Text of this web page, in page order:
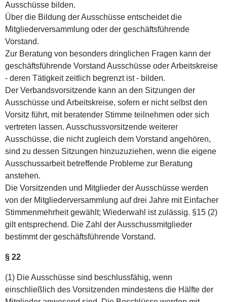
Ausschüsse bilden.
Über die Bildung der Ausschüsse entscheidet die
Mitgliederversammlung oder der geschäftsführende
Vorstand.
Zur Beratung von besonders dringlichen Fragen kann der
geschäftsführende Vorstand Ausschüsse oder Arbeitskreise
- deren Tätigkeit zeitlich begrenzt ist - bilden.
Der Verbandsvorsitzende kann an den Sitzungen der
Ausschüsse und Arbeitskreise, sofern er nicht selbst den
Vorsitz führt, mit beratender Stimme teilnehmen oder sich
vertreten lassen. Ausschussvorsitzende weiterer
Ausschüsse, die nicht zugleich dem Vorstand angehören,
sind zu dessen Sitzungen hinzuzuziehen, wenn die eigene
Ausschussarbeit betreffende Probleme zur Beratung
anstehen.
Die Vorsitzenden und Mitglieder der Ausschüsse werden
von der Mitgliederversammlung auf drei Jahre mit Einfacher
Stimmenmehrheit gewählt; Wiederwahl ist zulässig. §15 (2)
gilt entsprechend. Die Zahl der Ausschussmitglieder
bestimmt der geschäftsführende Vorstand.
§ 22
(1) Die Ausschüsse sind beschlussfähig, wenn
einschließlich des Vorsitzenden mindestens die Hälfte der